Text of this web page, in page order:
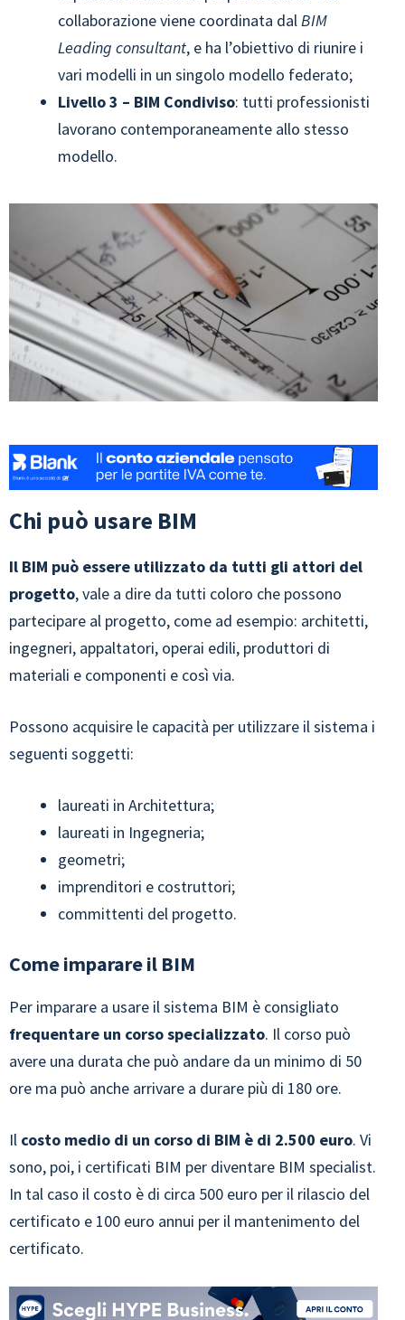
collaborazione viene coordinata dalBIM
Leading consultant, e ha l’obiettivo di riunire i
vari modelli in un singolo modello federato;
Livello 3 – BIM Condiviso: tutti professionisti
lavorano contemporaneamente allo stesso
modello.
Chi può usare BIM
Il BIM può essere utilizzato da tutti gli attori del
progetto, vale a dire da tutti coloro che possono
partecipare al progetto, come ad esempio: architetti,
ingegneri, appaltatori, operai edili, produttori di
materiali e componenti e così via.
Possono acquisire le capacità per utilizzare il sistema i
seguenti soggetti:
laureati in Architettura;
laureati in Ingegneria;
geometri;
imprenditori e costruttori;
committenti del progetto.
Come imparare il BIM
Per imparare a usare il sistema BIM è consigliato
frequentare un corso specializzato. Il corso può
avere una durata che può andare da un minimo di 50
ore ma può anche arrivare a durare più di 180 ore.
Il costo medio di un corso di BIM è di 2.500 euro. Vi
sono, poi, i certificati BIM per diventare BIM specialist.
In tal caso il costo è di circa 500 euro per il rilascio del
certificato e 100 euro annui per il mantenimento del
certificato.